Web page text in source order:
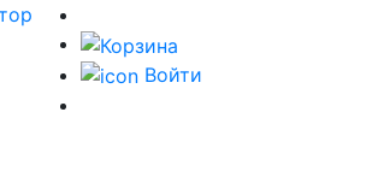
Войти